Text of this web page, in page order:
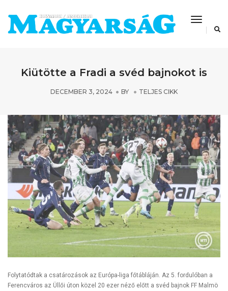
Toggle
Kiütötte a Fradi a svéd bajnokot is
DECEMBER 3, 2024 BY TELJES CIKK
Folytatódtak a csatározások az Európa-liga főtábláján. Az 5. fordulóban a
Ferencváros az Üllői úton közel 20 ezer néző előtt a svéd bajnok FF Malmö